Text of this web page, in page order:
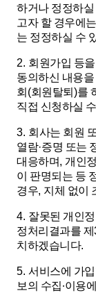
하거나 정정하
고자 할 경우에
는 정정하실 수
2. 회원가입 등
동의하신 내용
회 (회원탈퇴 )를
직접 신청하실
3. 회사는 회원
열람·증명 또는
대응하며,개인
이 판명되는 등
경우, 지체 없이
4. 잘못된 개인정
정처리결과를 제
치하겠습니다.
5. 서비스에 가
보의 수집∙이용